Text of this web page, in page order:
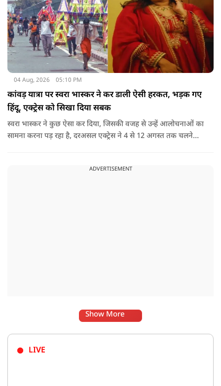
04 Aug, 2026 05:10 PM
कांवड़ यात्रा पर स्वरा भास्कर ने कर डाली ऐसी हरकत, भड़क गए
हिंदू, एक्ट्रेस को सिखा दिया सबक
स्वरा भास्कर ने कुछ ऐसा कर दिया, जिसकी वजह से उन्हें आलोचनाओं का
सामना करना पड़ रहा है, दरअसल एक्ट्रेस ने 4 से 12 अगस्त तक चलने
भास्कर ने अपनी भड़ास निकाली है.ADVERTISEMENT
Show More
LIVE